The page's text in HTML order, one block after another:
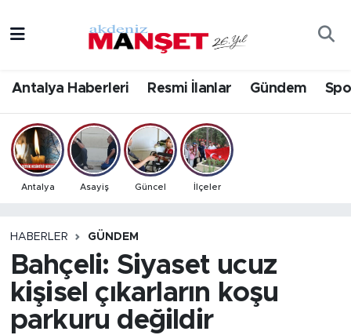
Antalya Haberleri Resmi İlanlar Gündem
Antalya Asayiş Güncel İlçeler
HABERLER GÜNDEM
Bahçeli: Siyaset ucuz
kişisel çıkarların koşu
parkuru değildir
Bilim & Teknoloji
Eğitim
Ekonomi
Gündem
İlçeler
Antalya Hava Durumu
Antalya Namaz Vakitleri
Antalya Trafik Yoğunluk Haritası
Tüm Manşetler
Son Dakika Haberleri